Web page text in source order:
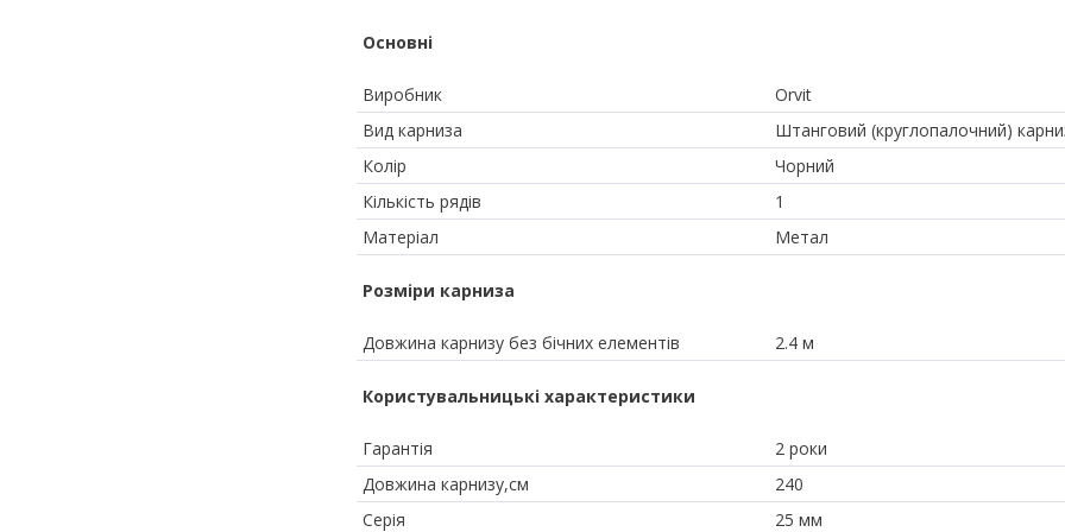
Основні
Виробник
Orvit
Вид карниза
Штанговий (круглопалочний)
Колір
Чорний
Кількість рядів
1
Матеріал
Метал
Розміри карниза
Довжина карнизу без бічних елементів 2.4 м
Користувальницькі характеристики
Гарантія
2 роки
Довжина карнизу,см
240
Серія
25 мм